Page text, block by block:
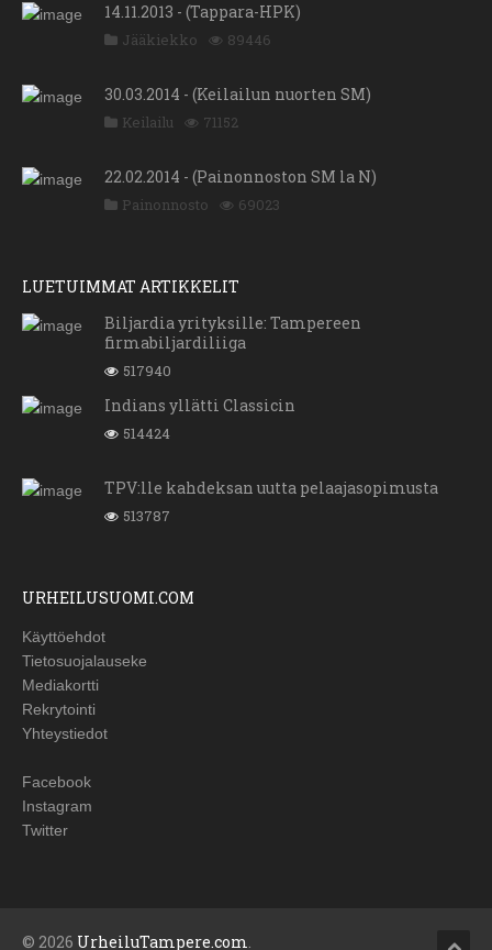
14.11.2013 - (Tappara-HPK)
Jääkiekko 89446
30.03.2014 - (Keilailun nuorten SM)
Keilailu 71152
22.02.2014 - (Painonnoston SM la N)
Painonnosto 69023
LUETUIMMAT ARTIKKELIT
Biljardia yrityksille: Tampereen
firmabiljardiliiga
517940
Indians yllätti Classicin
514424
TPV:lle kahdeksan uutta pelaajasopimusta
513787
URHEILUSUOMI.COM
Käyttöehdot
Tietosuojalauseke
Mediakortti
Rekrytointi
Yhteystiedot
Facebook
Instagram
Twitter
© 2026 UrheiluTampere.com.